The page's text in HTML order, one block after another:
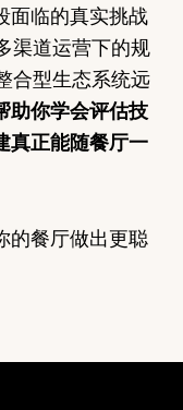
面临的真实挑战
道运营下的规
型生态系统远
助你学会评估技
真正能随餐厅一
的餐厅做出更聪